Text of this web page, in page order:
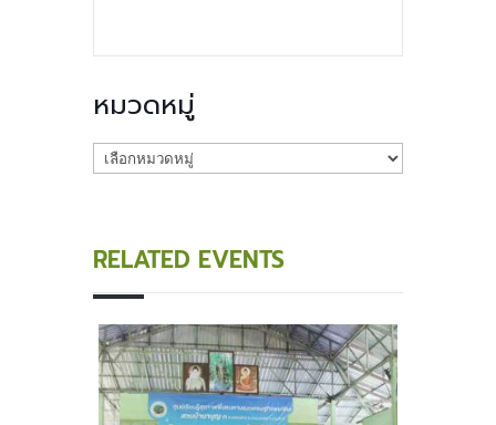
หมวดหมู่
หมวด
RELATED EVENTS